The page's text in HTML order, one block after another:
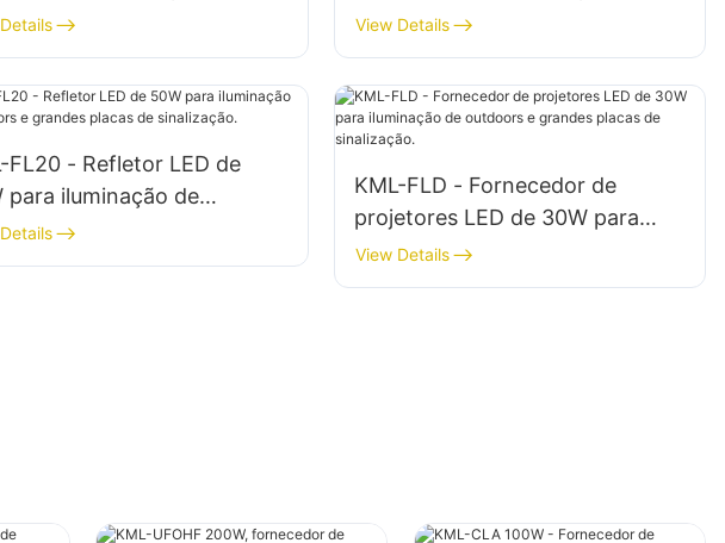
externa de terminais
e aeroportos
iluminação externa de terminais
portuários e aeroportos
View Details
FL20 - Refletor LED de
para iluminação de
e grandes placas de
KML-FLD - Fornecedor de
projetores LED de 30W para
iluminação de outdoors e
grandes placas de sinalização.
View Details